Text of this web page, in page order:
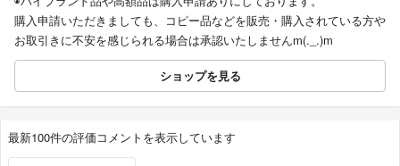
購入申請いただきましても、コピー品などを販売・購入されている方や
お取引きに不安を感じられる場合は承認いたしませんm(._.)m
ショップを見る
最新100件の評価コメントを表示しています